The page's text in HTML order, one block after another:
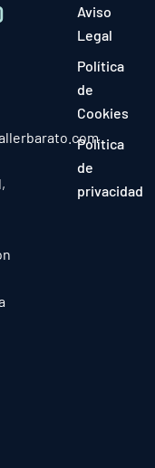
Aviso
Legal
Política
de
Cookies
Política
de
privacidad